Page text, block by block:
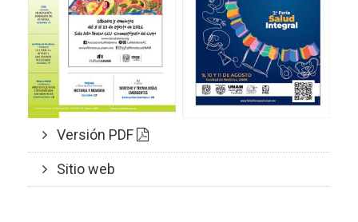
Versión PDF
Sitio web